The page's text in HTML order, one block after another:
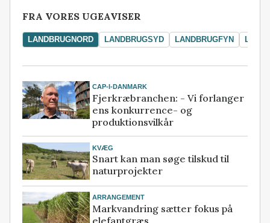
FRA VORES UGEAVISER
LANDBRUGNORD LANDBRUGSYD LANDBRUGFYN
CAP-I-DANMARK
Fjerkræbranchen: - Vi forlanger
ens konkurrence- og
produktionsvilkår
KVÆG
Snart kan man søge tilskud til
naturprojekter
ARRANGEMENT
Markvandring sætter fokus på
elefantgræs